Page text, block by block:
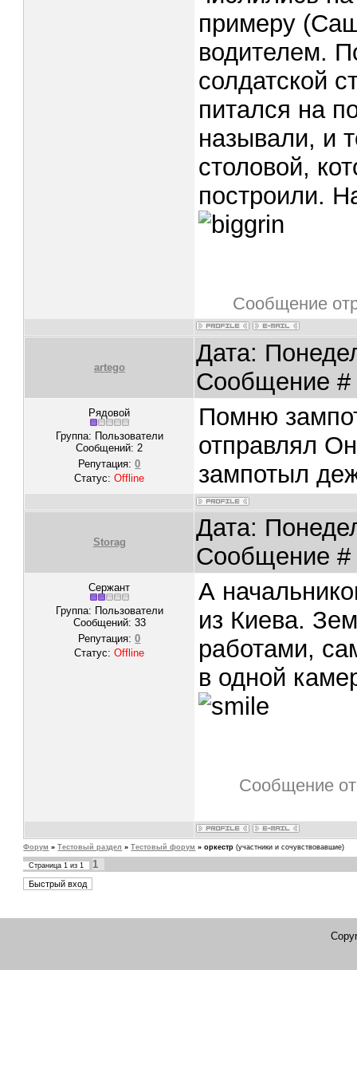
примеру
водителем.
солдатской
питался на
называли, и
столовой,
построили.
Сообщение
artego
Дата:
Сообщение
Рядовой
Группа: Пользователи
Сообщений:2
Репутация:0
Статус:Offline
Помню
отправлял
зампотыл
Storag
Дата:
Сообщение
Сержант
Группа: Пользователи
Сообщений: 33
Репутация:0
Статус:Offline
А
из Киева.
работами,
в одной
Сообщение
Форум » Тестовый раздел » Тестовый форум » оркестр (участники и сочувствовавшие)
Страница1 из1 1